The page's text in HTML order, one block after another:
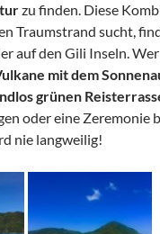
zu finden. Diese
Traumstrand sucht,
auf den Gili Inseln.
mit dem
grünen
oder eine Zeremonie
nie langweilig!